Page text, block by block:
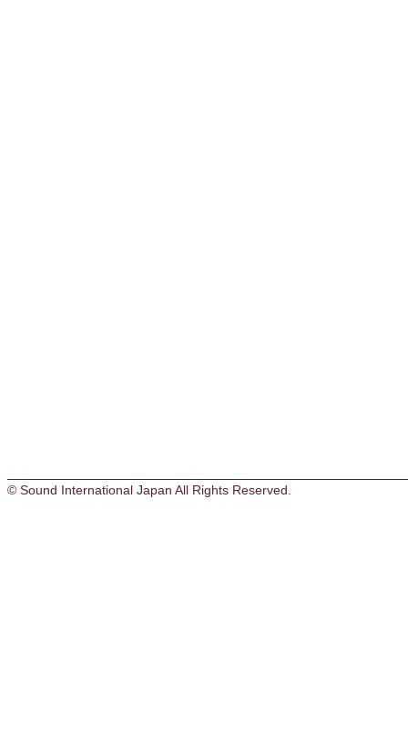
© Sound International Japan All Rights Reserved.